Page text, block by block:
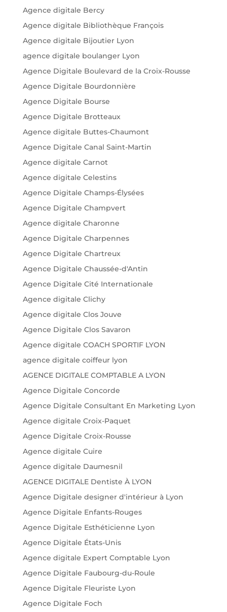
Agence digitale Bercy
Agence digitale Bibliothèque François
Agence digitale Bijoutier Lyon
agence digitale boulanger Lyon
Agence Digitale Boulevard de la Croix-Rousse
Agence Digitale Bourdonnière
Agence Digitale Bourse
Agence Digitale Brotteaux
Agence digitale Buttes-Chaumont
Agence Digitale Canal Saint-Martin
Agence digitale Carnot
Agence digitale Celestins
Agence Digitale Champs-Élysées
Agence Digitale Champvert
Agence digitale Charonne
Agence Digitale Charpennes
Agence Digitale Chartreux
Agence Digitale Chaussée-d'Antin
Agence Digitale Cité Internationale
Agence digitale Clichy
Agence digitale Clos Jouve
Agence Digitale Clos Savaron
Agence digitale COACH SPORTIF LYON
agence digitale coiffeur lyon
AGENCE DIGITALE COMPTABLE A LYON
Agence Digitale Concorde
Agence Digitale Consultant En Marketing Lyon
Agence digitale Croix-Paquet
Agence Digitale Croix-Rousse
Agence digitale Cuire
Agence digitale Daumesnil
AGENCE DIGITALE Dentiste À LYON
Agence Digitale designer d'intérieur à Lyon
Agence Digitale Enfants-Rouges
Agence Digitale Esthéticienne Lyon
Agence Digitale États-Unis
Agence digitale Expert Comptable Lyon
Agence Digitale Faubourg-du-Roule
Agence Digitale Fleuriste Lyon
Agence Digitale Foch